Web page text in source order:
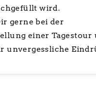
wird.
gerne bei der
einer Tagestour
unvergessliche